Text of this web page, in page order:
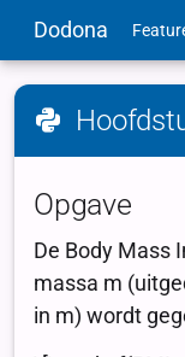
Dodona